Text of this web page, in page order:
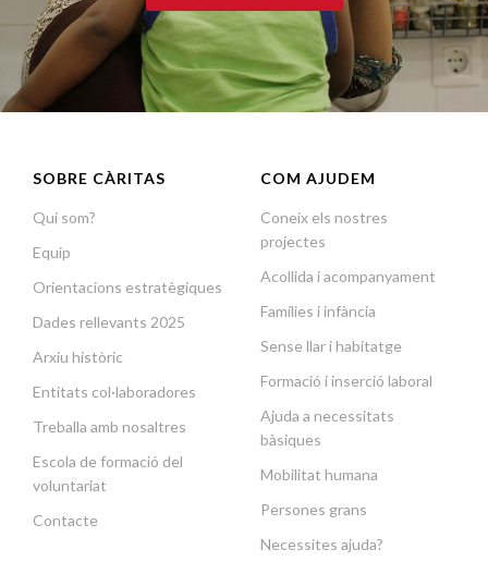
SOBRE CÀRITAS
Qui som?
Equip
Orientacions estratègiques
Dades rellevants 2025
Arxiu històric
Entitats col·laboradores
Treballa amb nosaltres
Escola de formació del
voluntariat
Contacte
COM AJUDEM
Coneix els nostres
projectes
Acollida i acompanyament
Famílies i infància
Sense llar i habitatge
Formació i inserció laboral
Ajuda a necessitats
bàsiques
Mobilitat humana
Persones grans
Necessites ajuda?